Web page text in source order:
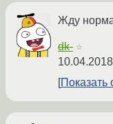
Жду
dk- ☆
Показать